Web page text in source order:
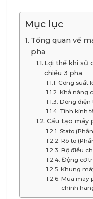
Mục lục
Tổng quan về
pha
Lợi thế khi sử
chiều 3 pha
Công suất
Khả năng
Dòng điện
Tính kinh
Cấu tạo máy
Stato
Rô-to
Bộ điều
Động cơ
Khung
Mua máy
chính